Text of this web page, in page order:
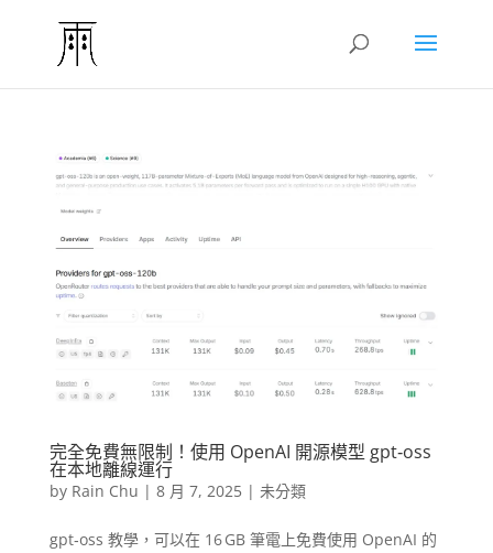
完全免費無限制！使用 OpenAI 開源模型 gpt‑oss
在本地離線運行
by Rain Chu | 8 月 7, 2025| 未分類
gpt‑oss 教學，可以在 16 GB 筆電上免費使用 OpenAI 的